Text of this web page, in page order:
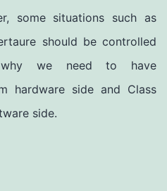
some situations such as
should be controlled
we need to have
hardware side and Class
side.